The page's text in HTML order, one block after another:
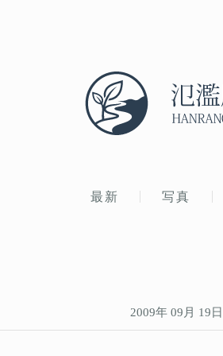
最新 写真
2009年 09月 19日